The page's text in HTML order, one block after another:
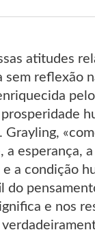
atitudes
reflexão
a esperança,
a condição
do
e nos